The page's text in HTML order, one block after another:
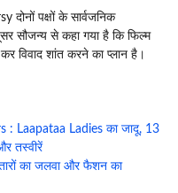
पक्षों के सार्वजनिक
सौजन्य से कहा गया है कि फिल्म
विवाद शांत करने का प्लान है।
Laapataa Ladies का जादू, 13
तस्वीरें
का जलवा और फैशन का